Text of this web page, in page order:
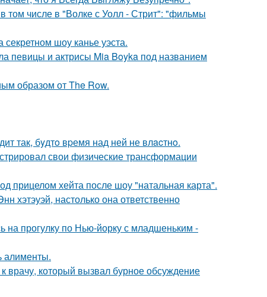
том числе в "Волке с Уолл - Стрит": "фильмы
шоу канье уэста.
певицы и актрисы Mia Boyka под названием
образом от The Row.
так, бyдтo вpемя над ней не влacтнo.
свои физические трансформации
прицелом хейта после шоу "натальная карта".
хэтэуэй, настолько она ответственно
прогулку по Нью-йорку с младшеньким -
алименты.
врачу, который вызвал бурное обсуждение